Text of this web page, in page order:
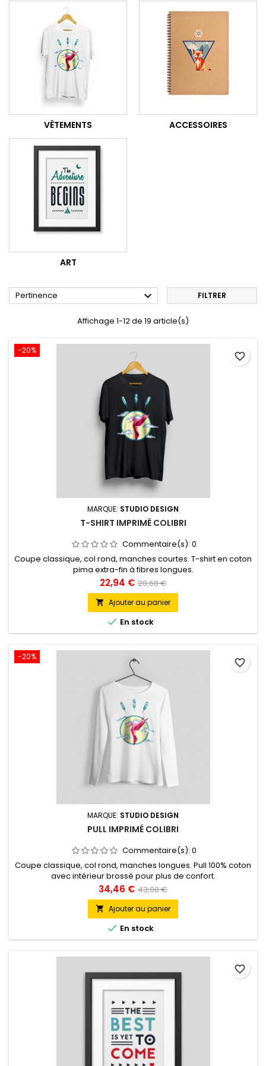
VÊTEMENTS ACCESSOIRES
ART
Pertinence  FILTRER
Affichage 1-12 de 19 article(s)
-20%
MARQUE: STUDIO DESIGN
T-SHIRT IMPRIMÉ COLIBRI
Commentaire(s): 0
Coupe classique, col rond, manches courtes. T-shirt en coton
pima extra-fin à fibres longues.
Prix
22,94 € Prix
base
28,68 €
 Ajouter au panier
 En stock
favorite_border
-20%
MARQUE: STUDIO DESIGN
PULL IMPRIMÉ COLIBRI
Commentaire(s): 0
Coupe classique, col rond, manches longues. Pull 100% coton
avec intérieur brossé pour plus de confort.
Prix
34,46 € Prix
base
43,08 €
 Ajouter au panier
 En stock
favorite_border
favorite_border